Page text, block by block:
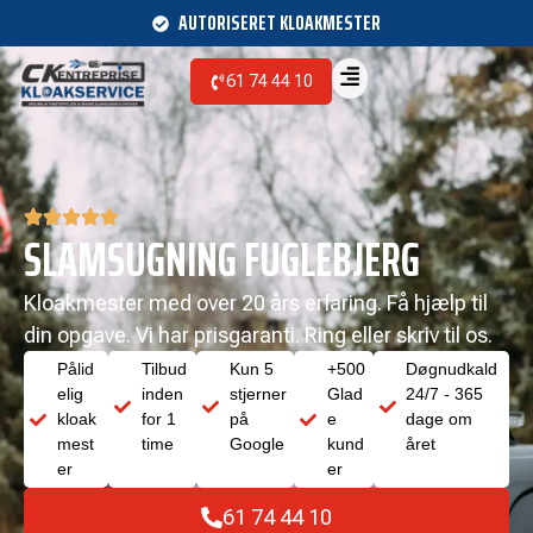
AUTORISERET KLOAKMESTER
61 74 44 10
SLAMSUGNING FUGLEBJERG
Kloakmester med over 20 års erfaring. Få hjælp til
din opgave. Vi har prisgaranti. Ring eller skriv til os.
Pålid
elig
kloak
mest
er
Tilbud
inden
for 1
time
Kun 5
stjerner
på
Google
+500
Glad
e
kund
er
Døgnudkald
24/7 - 365
dage om
året
61 74 44 10